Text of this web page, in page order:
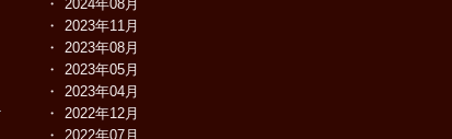
2024年08月
2023年11月
2023年08月
2023年05月
2023年04月
2022年12月
2022年07月